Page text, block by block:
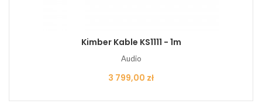
Kimber Kable KS1111 - 1m
Audio
Cena
3 799,00 zł